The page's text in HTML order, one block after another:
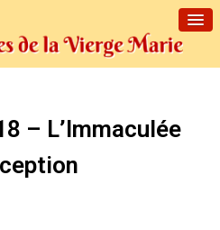
– L’Immaculée